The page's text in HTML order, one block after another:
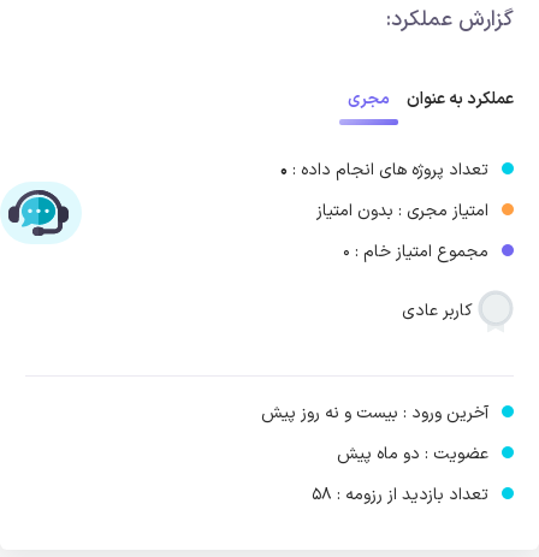
گزارش عملکرد:
عملکرد به عنوان مجری
تعداد پروژه های انجام داده : 0
امتیاز مجری : بدون امتیاز
مجموع امتیاز خام : 0
کاربر عادی
آخرین ورود : بیست و نه روز پیش
عضویت : دو ماه پیش
تعداد بازدید از رزومه : 58
چت با پشتیبانی پارس‌کدرز